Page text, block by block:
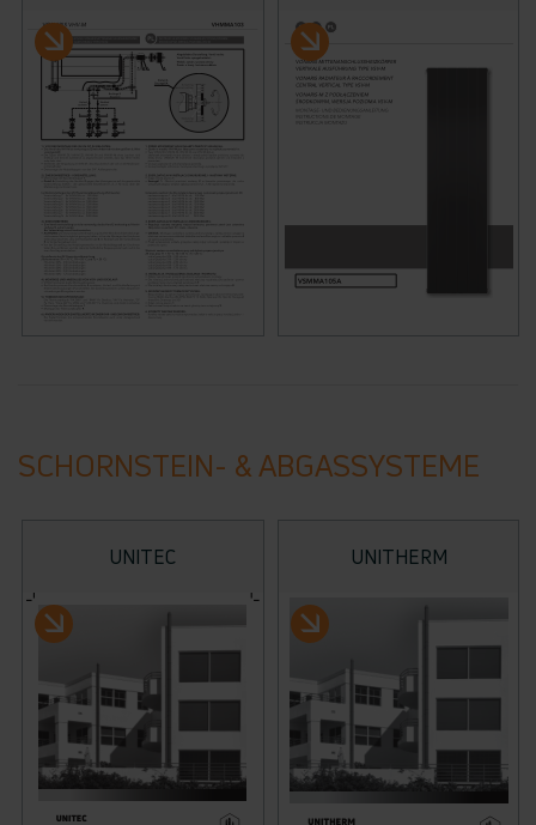
SCHORNSTEIN- & ABGASSYSTEME
UNITEC UNITHERM